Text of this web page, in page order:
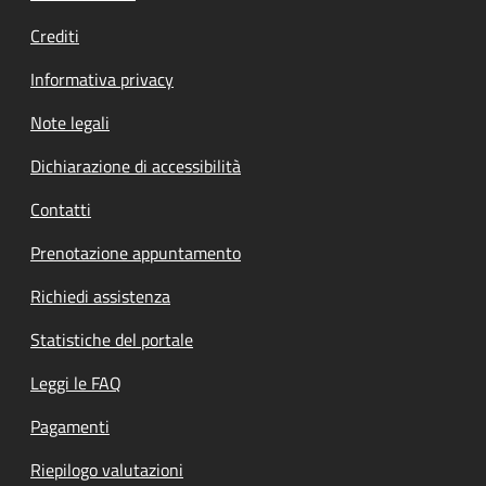
Crediti
Informativa privacy
Note legali
Dichiarazione di accessibilità
Contatti
Prenotazione appuntamento
Richiedi assistenza
Statistiche del portale
Leggi le FAQ
Pagamenti
Riepilogo valutazioni